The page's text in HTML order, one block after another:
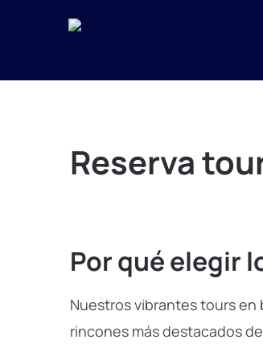
Reserva
Por qué elegir
Nuestros vibrantes tours
rincones más destacados